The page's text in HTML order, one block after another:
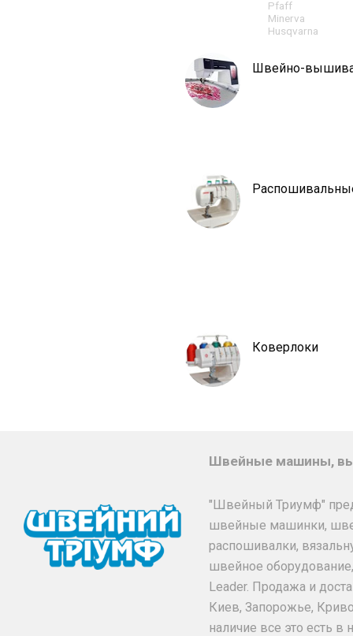
Pfaff
Minerva
Husqvarna
Швейно-
Коверлоки
Швейные машины,
"Швейный Триумф"
швейные машинки,
распошивалки,
швейное
Leader. Продажа и
Киев, Запорожье,
наличие все это есть